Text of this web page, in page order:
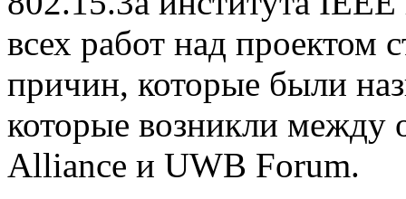
всех работ над проектом
причин, которые были
которые возникли между
Alliance и UWB Forum.